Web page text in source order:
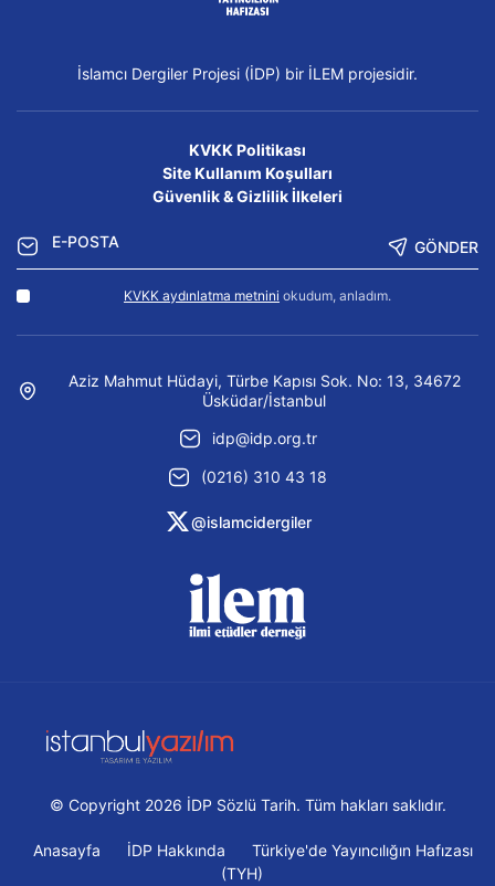
İslamcı Dergiler Projesi (İDP) bir İLEM projesidir.
KVKK Politikası
Site Kullanım Koşulları
Güvenlik & Gizlilik İlkeleri
GÖNDER
KVKK aydınlatma metnini okudum, anladım.
Aziz Mahmut Hüdayi, Türbe Kapısı Sok. No: 13, 34672
Üsküdar/İstanbul
idp@idp.org.tr
(0216) 310 43 18
@islamcidergiler
© Copyright 2026 İDP Sözlü Tarih. Tüm hakları saklıdır.
Anasayfa İDP Hakkında
Türkiye'de Yayıncılığın Hafızası
(TYH)